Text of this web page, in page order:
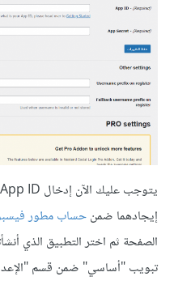
إيجادهما ضمنحساب مطور
الصفحة ثم اختر التطبيق الذي
تبويب "أساسي" ضمن قسم